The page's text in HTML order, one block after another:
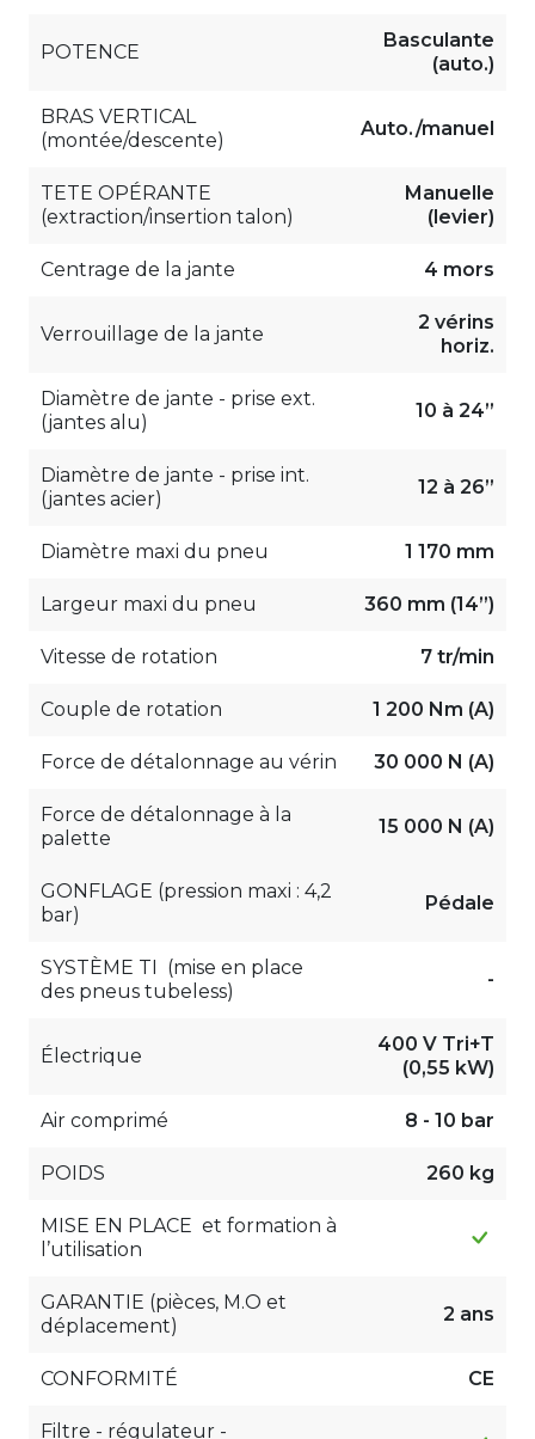
POTENCE
Basculante
(auto.)
BRAS VERTICAL
(montée/descente)
Auto./manuel
TETE OPÉRANTE
(extraction/insertion talon)
Manuelle
(levier)
Centrage de la jante 4 mors
Verrouillage de la jante
2 vérins
horiz.
Diamètre de jante - prise ext.
(jantes alu)
10 à 24”
Diamètre de jante - prise int.
(jantes acier)
12 à 26”
Diamètre maxi du pneu 1 170 mm
Largeur maxi du pneu 360 mm (14”)
Vitesse de rotation 7 tr/min
Couple de rotation 1 200 Nm (A)
Force de détalonnage au vérin 30 000 N (A)
Force de détalonnage à la
palette
15 000 N (A)
GONFLAGE (pression maxi : 4,2
bar)
Pédale
SYSTÈME TI (mise en place
des pneus tubeless)
-
Électrique
400 V Tri+T
(0,55 kW)
Air comprimé 8 - 10 bar
POIDS 260 kg
MISE EN PLACE et formation à
l’utilisation
GARANTIE (pièces, M.O et
déplacement)
2 ans
CONFORMITÉ CE
Filtre - régulateur -